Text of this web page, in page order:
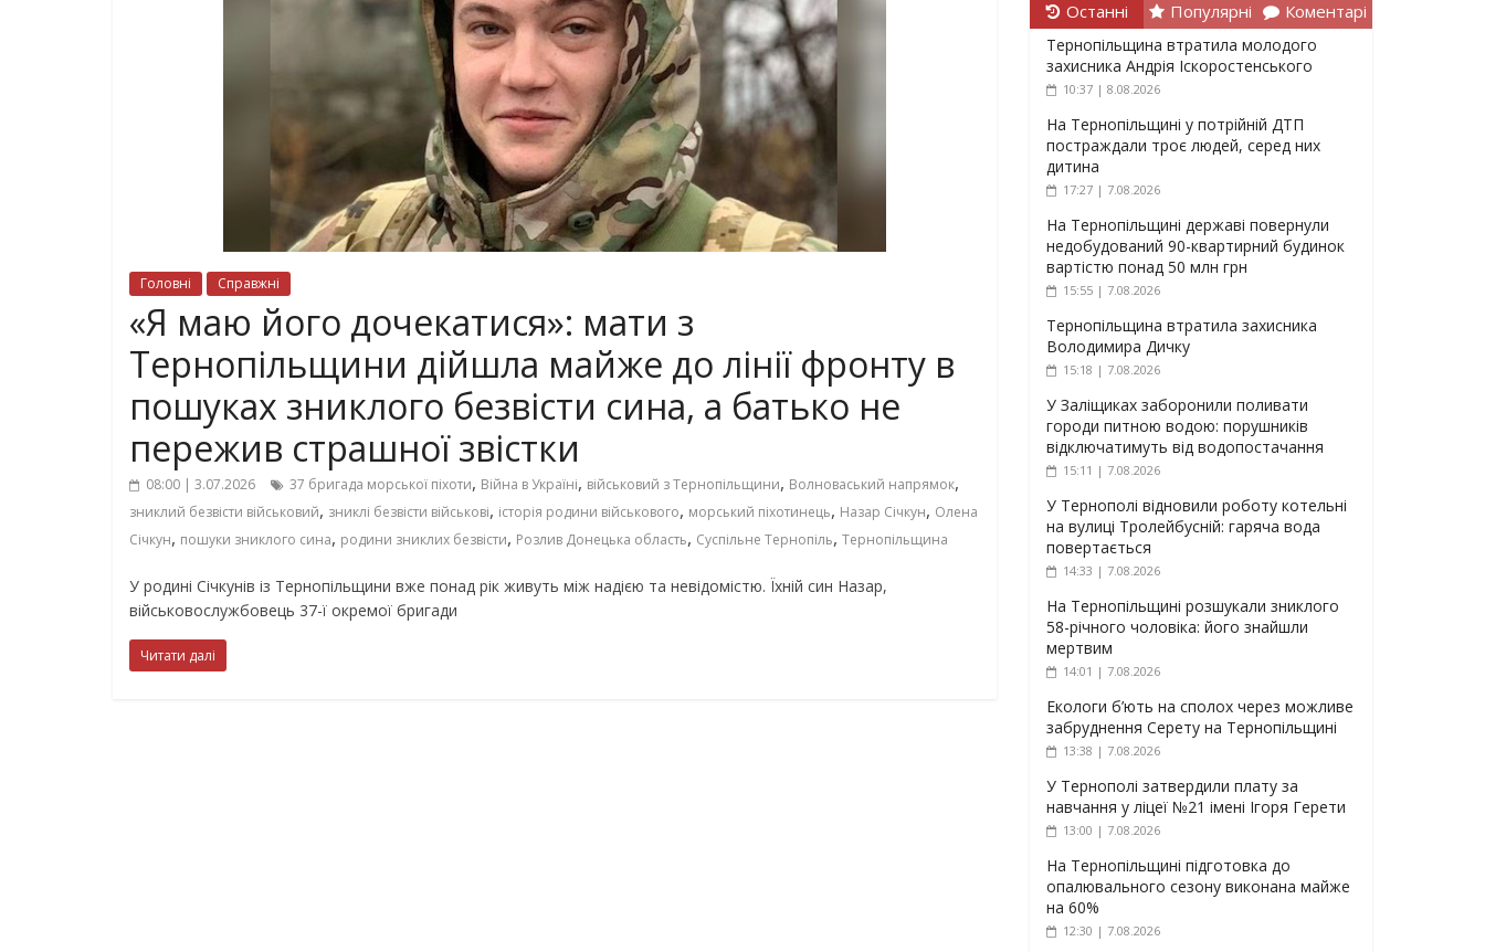
Головні Справжні
«Я маю його дочекатися»: мати з
Тернопільщини дійшла майже до лінії фронту в
пошуках зниклого безвісти сина, а батько не
пережив страшної звістки
08:00 | 3.07.2026 37 бригада морської піхоти, Війна в Україні, військовий з Тернопільщини, Волноваський напрямок,
зниклий безвісти військовий, зниклі безвісти військові, історія родини військового, морський піхотинець, Назар Січкун, Олена
Січкун, пошуки зниклого сина, родини зниклих безвісти, Розлив Донецька область, Суспільне Тернопіль, Тернопільщина
У родині Січкунів із Тернопільщини вже понад рік живуть між надією та невідомістю. Їхній син Назар,
військовослужбовець 37-ї окремої бригади
Читати далі
Останні Популярні Коментарі
Тернопільщина втратила молодого
захисника Андрія Іскоростенського
10:37 | 8.08.2026
На Тернопільщині у потрійній ДТП
постраждали троє людей, серед них
дитина
17:27 | 7.08.2026
На Тернопільщині державі повернули
недобудований 90-квартирний будинок
вартістю понад 50 млн грн
15:55 | 7.08.2026
Тернопільщина втратила захисника
Володимира Дичку
15:18 | 7.08.2026
У Заліщиках заборонили поливати
городи питною водою: порушників
відключатимуть від водопостачання
15:11 | 7.08.2026
У Тернополі відновили роботу котельні
на вулиці Тролейбусній: гаряча вода
повертається
14:33 | 7.08.2026
На Тернопільщині розшукали зниклого
58-річного чоловіка: його знайшли
мертвим
14:01 | 7.08.2026
Екологи б’ють на сполох через можливе
забруднення Серету на Тернопільщині
13:38 | 7.08.2026
У Тернополі затвердили плату за
навчання у ліцеї №21 імені Ігоря Герети
13:00 | 7.08.2026
На Тернопільщині підготовка до
опалювального сезону виконана майже
на 60%
12:30 | 7.08.2026